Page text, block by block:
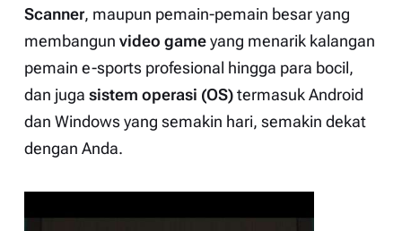
Scanner, maupun pemain-pemain besar yang
membangun video gameyang menarik kalangan
pemain e-sportsprofesional hingga para bocil,
dan juga sistem operasi (OS)termasuk Android
dan Windows yang semakin hari, semakin dekat
dengan Anda.